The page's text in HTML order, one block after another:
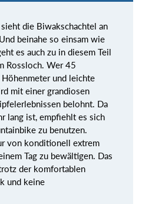
die Biwakschachtel an
beinahe so einsam wie
es auch zu in diesem Teil
Rossloch. Wer 45
und leichte
mit einer grandiosen
belohnt. Da
lang ist, empfiehlt es sich
zu benutzen.
von konditionell extrem
Tag zu bewältigen. Das
der komfortablen
und keine